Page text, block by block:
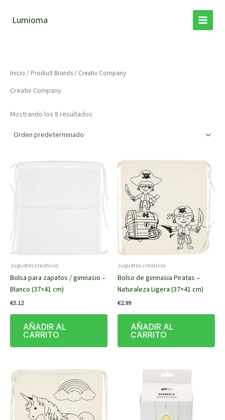
Lumioma
Inicio / Product Brands / Creativ Company
Creativ Company
Mostrando los 8 resultados
Juguetes creativos
Bolsa para zapatos / gimnasio –
Blanco (37×41 cm)
€3.12
AÑADIR AL
CARRITO
Juguetes creativos
Bolso de gimnasia Piratas –
Naturaleza Ligera (37×41 cm)
€2.99
AÑADIR AL
CARRITO